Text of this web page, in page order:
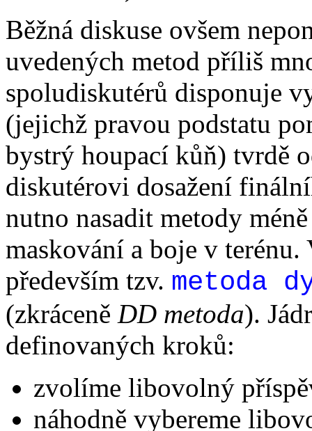
Běžná diskuse ovšem
uvedených metod příliš
spoludiskutérů disponuje
(jejichž pravou podstatu
bystrý houpací kůň) tvrdě
diskutérovi dosažení
nutno nasadit metody
maskování a boje v terénu.
především tzv. metoda
(zkráceně DD metoda).
definovaných kroků:
zvolíme libovolný
náhodně vybereme